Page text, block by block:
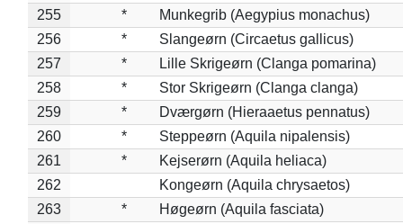
255
*
Munkegrib (Aegypius monachus)
256
*
Slangeørn (Circaetus gallicus)
257
*
Lille Skrigeørn (Clanga pomarina)
258
*
Stor Skrigeørn (Clanga clanga)
259
*
Dværgørn (Hieraaetus pennatus)
260
*
Steppeørn (Aquila nipalensis)
261
*
Kejserørn (Aquila heliaca)
262
Kongeørn (Aquila chrysaetos)
263
*
Høgeørn (Aquila fasciata)